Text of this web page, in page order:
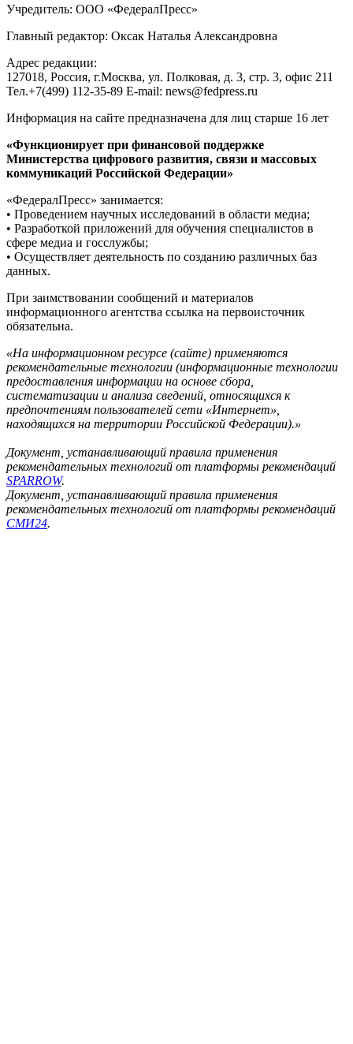
Учредитель: ООО «ФедералПресс»
Главный редактор: Оксак Наталья Александровна
Адрес редакции:
127018, Россия, г.Москва, ул. Полковая, д. 3, стр. 3, офис 211
Тел.+7(499) 112-35-89 E-mail: news@fedpress.ru
Информация на сайте предназначена для лиц старше 16 лет
«Функционирует при финансовой поддержке
Министерства цифрового развития, связи и массовых
коммуникаций Российской Федерации»
«ФедералПресс» занимается:
• Проведением научных исследований в области медиа;
• Разработкой приложений для обучения специалистов в
сфере медиа и госслужбы;
• Осуществляет деятельность по созданию различных баз
данных.
При заимствовании сообщений и материалов
информационного агентства ссылка на первоисточник
обязательна.
«На информационном ресурсе (сайте) применяются
рекомендательные технологии (информационные технологии
предоставления информации на основе сбора,
систематизации и анализа сведений, относящихся к
предпочтениям пользователей сети «Интернет»,
находящихся на территории Российской Федерации).»
Документ, устанавливающий правила применения
рекомендательных технологий от платформы рекомендаций
SPARROW.
Документ, устанавливающий правила применения
рекомендательных технологий от платформы рекомендаций
СМИ24.